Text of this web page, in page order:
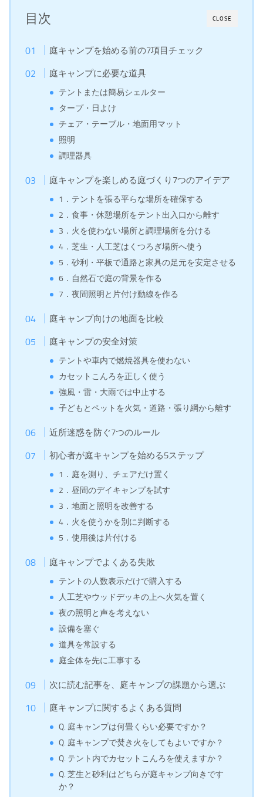
CLOSE
目次
庭キャンプを始める前の7項目チェック
庭キャンプに必要な道具
テントまたは簡易シェルター
タープ・日よけ
チェア・テーブル・地面用マット
照明
調理器具
庭キャンプを楽しめる庭づくり7つのアイデア
1．テントを張る平らな場所を確保する
2．食事・休憩場所をテント出入口から離す
3．火を使わない場所と調理場所を分ける
4．芝生・人工芝はくつろぎ場所へ使う
5．砂利・平板で通路と家具の足元を安定させる
6．自然石で庭の背景を作る
7．夜間照明と片付け動線を作る
庭キャンプ向けの地面を比較
庭キャンプの安全対策
テントや車内で燃焼器具を使わない
カセットこんろを正しく使う
強風・雷・大雨では中止する
子どもとペットを火気・道路・張り綱から離す
近所迷惑を防ぐ7つのルール
初心者が庭キャンプを始める5ステップ
1．庭を測り、チェアだけ置く
2．昼間のデイキャンプを試す
3．地面と照明を改善する
4．火を使うかを別に判断する
5．使用後は片付ける
庭キャンプでよくある失敗
テントの人数表示だけで購入する
人工芝やウッドデッキの上へ火気を置く
夜の照明と声を考えない
設備を塞ぐ
道具を常設する
庭全体を先に工事する
次に読む記事を、庭キャンプの課題から選ぶ
庭キャンプに関するよくある質問
Q. 庭キャンプは何畳くらい必要ですか？
Q. 庭キャンプで焚き火をしてもよいですか？
Q. テント内でカセットこんろを使えますか？
Q. 芝生と砂利はどちらが庭キャンプ向きです
か？